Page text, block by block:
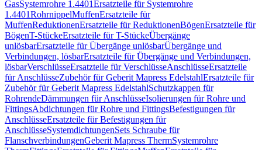
GasSystemrohre 1.4401Ersatzteile für Systemrohre
1.4401RohrnippelMuffenErsatzteile für
MuffenReduktionenErsatzteile für ReduktionenBögenErsatzteile für
BögenT-StückeErsatzteile für T-StückeÜbergänge
unlösbarErsatzteile für Übergänge unlösbarÜbergänge und
Verbindungen, lösbarErsatzteile für Übergänge und Verbindungen,
lösbarVerschlüsseErsatzteile für VerschlüsseAnschlüsseErsatzteile
für AnschlüsseZubehör für Geberit Mapress EdelstahlErsatzteile für
Zubehör für Geberit Mapress EdelstahlSchutzkappen für
RohrendeDämmungen für AnschlüsseIsolierungen für Rohre und
FittingsAbdichtungen für Rohre und FittingsBefestigungen für
AnschlüsseErsatzteile für Befestigungen für
AnschlüsseSystemdichtungenSets Schraube für
FlanschverbindungenGeberit Mapress ThermSystemrohre